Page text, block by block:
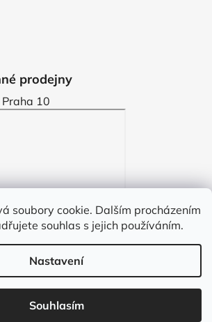
soubory cookie. Dalším procházením
souhlas s jejich používáním.
Nastavení
Souhlasím
prodejny
10
VYZDOBENO.CZ